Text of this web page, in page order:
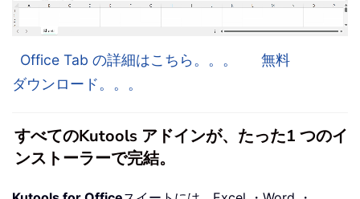
Office Tab の詳細はこちら。。。
無料
ダウンロード。。。
すべてのKutools アドインが、たった1 つのイ
ンストーラーで完結。